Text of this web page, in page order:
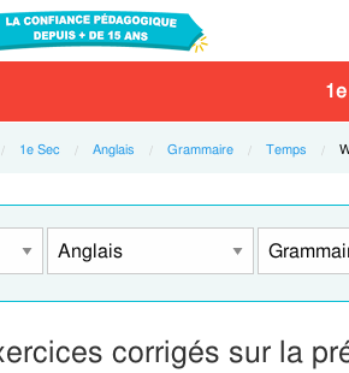
1e Sec Anglais Grammaire Temps
corrigés sur la